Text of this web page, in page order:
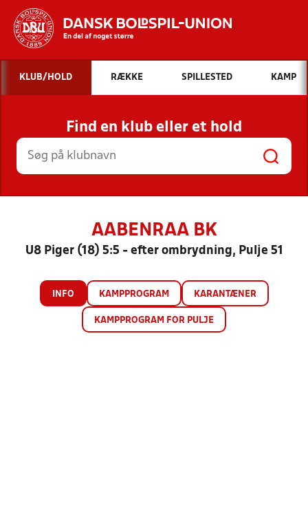
Hvad vil du søge efter?
INDHOLD OG NYHEDER
STILLINGER, RESULTATER, KLUBBER OG
HOLD
KLUB/HOLD RÆKKE SPILLESTED KAMP
Find en klub eller et hold
AABENRAA BK
U8 Piger (18) 5:5 - efter ombrydning, Pulje 51
INFO KAMPPROGRAM KARANTÆNER
KAMPPROGRAM FOR PULJE